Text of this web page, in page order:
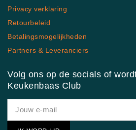
Privacy verklaring
Retourbeleid
Betalingsmogelijkheden
Partners & Leveranciers
Volg ons op de socials of
Keukenbaas Club